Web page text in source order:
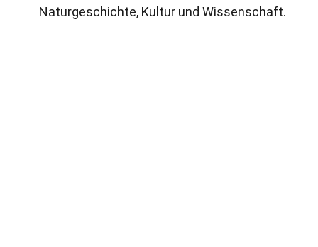
Naturgeschichte, Kultur und Wissenschaft.